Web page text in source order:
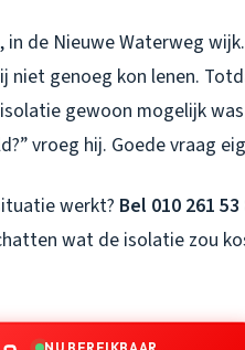
de Nieuwe Waterweg
niet genoeg kon lenen.
gewoon mogelijk
vroeg hij. Goede vraag
werkt? Bel 010 261 53
wat de isolatie zou